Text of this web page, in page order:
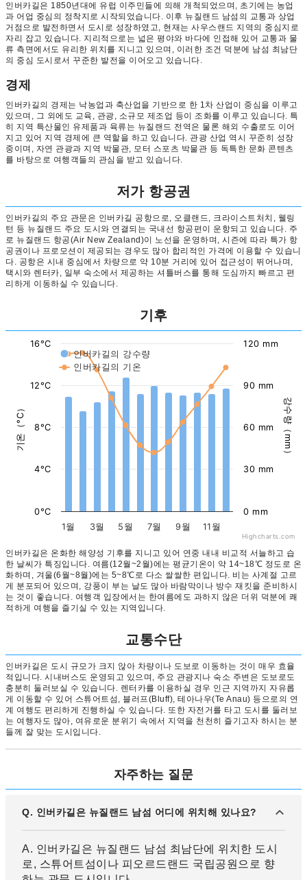
인버카길은 1850년대에 유럽 이주민들에 의해 개척되었으며, 초기에는 농업
과 어업 중심의 정착지로 시작되었습니다. 이후 뉴질랜드 남섬의 교통과 상업
거점으로 발전하면서 도시로 성장하였고, 현재는 사우스랜드 지역의 중심지로
자리 잡고 있습니다. 지리적으로는 넓은 평야와 바다에 인접해 있어 교통과 물
류 측면에서도 유리한 위치를 지니고 있으며, 이러한 조건 덕분에 남섬 최남단
의 중심 도시로서 꾸준한 발전을 이어오고 있습니다.
경제
인버카길의 경제는 낙농업과 축산업을 기반으로 한 1차 산업이 중심을 이루고
있으며, 그 외에도 교육, 관광, 소규모 제조업 등이 조화를 이루고 있습니다. 특
히 지역 특산물인 유제품과 육류는 뉴질랜드 전역은 물론 해외 수출로도 이어
지고 있어 지역 경제에 큰 역할을 하고 있습니다. 관광 산업 역시 꾸준히 성장
중이며, 자연 관광과 지역 박물관, 모터 스포츠 박물관 등 독특한 문화 콘텐츠
를 바탕으로 여행객들의 관심을 받고 있습니다.
저가 항공권
인버카길의 주요 관문은 인버카길 공항으로, 오클랜드, 크라이스트처치, 웰링
턴 등 뉴질랜드 주요 도시와 연결되는 국내선 항공편이 운항되고 있습니다. 주
로 뉴질랜드 항공(Air New Zealand)이 노선을 운영하며, 시즌에 따라 특가 항
공권이나 프로모션이 제공되는 경우도 많아 합리적인 가격에 이용할 수 있습니
다. 공항은 시내 중심에서 차량으로 약 10분 거리에 있어 접근성이 뛰어나며,
택시와 렌터카, 일부 숙소에서 제공하는 셔틀버스를 통해 도심까지 빠르고 편
리하게 이동하실 수 있습니다.
기후
기온（°C） 강수량（mm）
인버카길의 강수량
인버카길의 기온
1월 3월 5월 7월 9월 11월
0°C
4°C
8°C
12°C
16°C
0 mm
30 mm
60 mm
90 mm
120 mm
Highcharts.com
인버카길은 온화한 해양성 기후를 지니고 있어 연중 내내 비교적 서늘하고 습
한 날씨가 특징입니다. 여름(12월~2월)에는 평균기온이 약 14~18℃ 정도로 온
화하며, 겨울(6월~8월)에는 5~8℃로 다소 쌀쌀한 편입니다. 비는 사계절 고르
게 분포되어 있으며, 강풍이 부는 날도 많아 바람막이나 방수 재킷을 준비하시
는 것이 좋습니다. 여행객 입장에서는 한여름에도 과하지 않은 더위 덕분에 쾌
적하게 여행을 즐기실 수 있는 지역입니다.
교통수단
인버카길은 도시 규모가 크지 않아 차량이나 도보로 이동하는 것이 매우 효율
적입니다. 시내버스도 운영되고 있으며, 주요 관광지나 숙소 주변은 도보로도
충분히 둘러보실 수 있습니다. 렌터카를 이용하실 경우 인근 지역까지 자유롭
게 이동할 수 있어 스튜어트섬, 블러프(Bluff), 테아나우(Te Anau) 등으로의 연
계 여행도 편리하게 진행하실 수 있습니다. 또한 자전거를 타고 도시를 둘러보
는 여행자도 많아, 여유로운 분위기 속에서 지역을 천천히 즐기고자 하시는 분
들께 잘 맞는 도시입니다.
자주하는 질문
Q. 인버카길은 뉴질랜드 남섬 어디에 위치해 있나요?
A. 인버카길은 뉴질랜드 남섬 최남단에 위치한 도시
로, 스튜어트섬이나 피오르드랜드 국립공원으로 향